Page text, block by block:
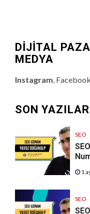
DİJİTAL
MEDYA
Instagram ,
SON YAZILAR
SEO
1
SEO